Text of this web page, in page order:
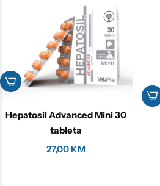
Hepatosil Advanced Mini 30
tableta
27,00 KM